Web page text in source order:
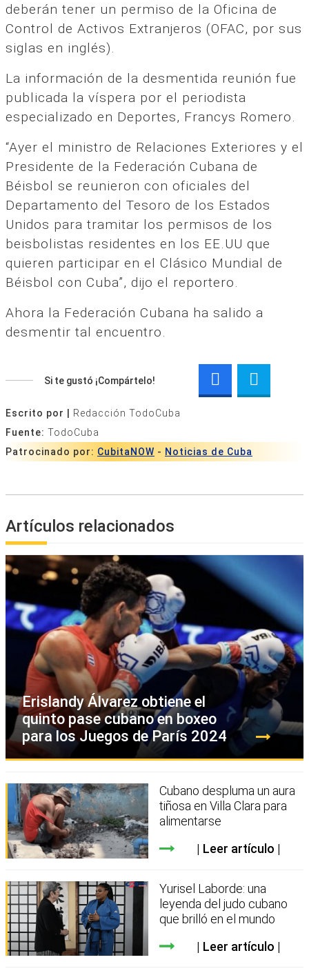
deberán tener un permiso de la Oficina de
Control de Activos Extranjeros (OFAC, por sus
siglas en inglés).
La información de la desmentida reunión fue
publicada la víspera por el periodista
especializado en Deportes, Francys Romero.
“Ayer el ministro de Relaciones Exteriores y el
Presidente de la Federación Cubana de
Béisbol se reunieron con oficiales del
Departamento del Tesoro de los Estados
Unidos para tramitar los permisos de los
beisbolistas residentes en los EE.UU que
quieren participar en el Clásico Mundial de
Béisbol con Cuba”, dijo el reportero.
Ahora la Federación Cubana ha salido a
desmentir tal encuentro.
Si te gustó ¡Compártelo!
Escrito por |
Redacción TodoCuba
Fuente: TodoCuba
Patrocinado por: CubitaNOW - Noticias de Cuba
Artículos relacionados
Erislandy Álvarez obtiene el
quinto pase cubano en boxeo
para los Juegos de París 2024
Cubano despluma un aura
tiñosa en Villa Clara para
alimentarse
Leer artículo
Yurisel Laborde: una
leyenda del judo cubano
que brilló en el mundo
Leer artículo